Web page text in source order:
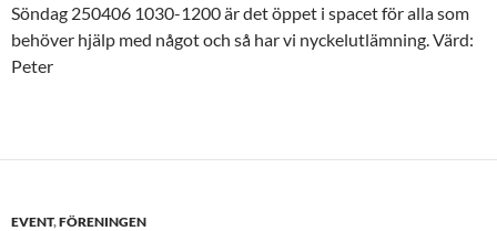
Söndag 250406 1030-1200 är det öppet i spacet för alla som
behöver hjälp med något och så har vi nyckelutlämning. Värd:
Peter
EVENT,FÖRENINGEN